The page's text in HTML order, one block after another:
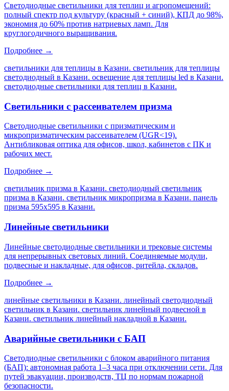
Светодиодные светильники для теплиц и агропомещений:
полный спектр под культуру (красный + синий), КПД до 98%,
экономия до 60% против натриевых ламп. Для
круглогодичного выращивания.
Подробнее →
светильники для теплицы в Казани. светильник для теплицы
светодиодный в Казани. освещение для теплицы led в Казани.
светодиодные светильники для теплиц в Казани.
Светильники с рассеивателем призма
Светодиодные светильники с призматическим и
микропризматическим рассеивателем (UGR<19).
Антибликовая оптика для офисов, школ, кабинетов с ПК и
рабочих мест.
Подробнее →
светильник призма в Казани. светодиодный светильник
призма в Казани. светильник микропризма в Казани. панель
призма 595х595 в Казани.
Линейные светильники
Линейные светодиодные светильники и трековые системы
для непрерывных световых линий. Соединяемые модули,
подвесные и накладные, для офисов, ритейла, складов.
Подробнее →
линейные светильники в Казани. линейный светодиодный
светильник в Казани. светильник линейный подвесной в
Казани. светильник линейный накладной в Казани.
Аварийные светильники с БАП
Светодиодные светильники с блоком аварийного питания
(БАП): автономная работа 1–3 часа при отключении сети. Для
путей эвакуации, производств, ТЦ по нормам пожарной
безопасности.